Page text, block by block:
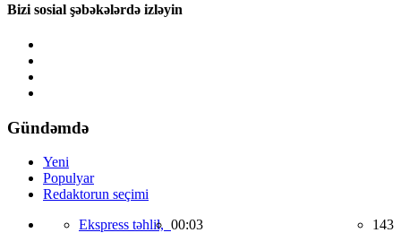
Bizi sosial şəbəkələrdə izləyin
Gündəmdə
Yeni
Populyar
Redaktorun seçimi
Ekspress təhlil, 00:03 143